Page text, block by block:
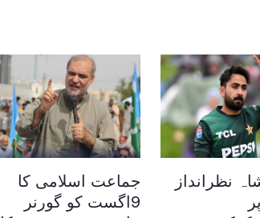
نظرانداز
جماعت اسلامی کا
9اگست کو گورنر